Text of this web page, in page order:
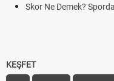
Skor Ne Demek?
KEŞFET